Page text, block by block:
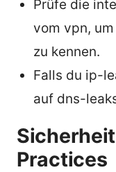
Prüfe die
vom vpn,
zu kennen.
Falls du ip-
auf dns-
Practices